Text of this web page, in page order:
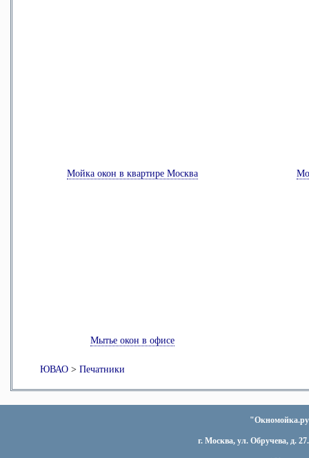
Мойка окон в квартире Москва
Мытье окон в офисе
ЮВАО > Печатники
г. Москва, ул. Обручева, д.